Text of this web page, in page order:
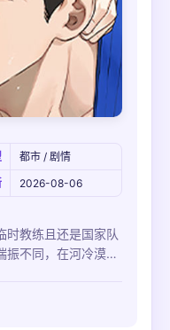
都市 / 剧情
2026-08-06
时教练且还是国家队
不同，在河冷漠的
喊着自已的名字一